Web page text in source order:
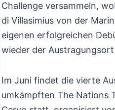
Challenge versammeln,
di Villasimius von der
eigenen erfolgreichen
wieder der
Im Juni findet die vierte
umkämpften The Nations